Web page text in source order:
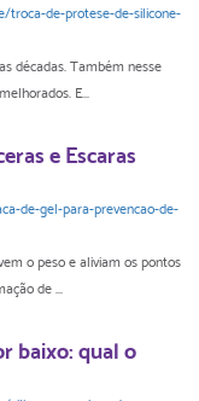
troca-de-protese-de-silicone-
décadas. Também nesse
E...
e Escaras
de-gel-para-prevencao-de-
o peso e aliviam os pontos
de ...
baixo: qual o